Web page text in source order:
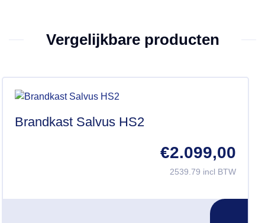
Vergelijkbare producten
Brandkast Salvus HS2
€2.099,00
2539.79 incl BTW